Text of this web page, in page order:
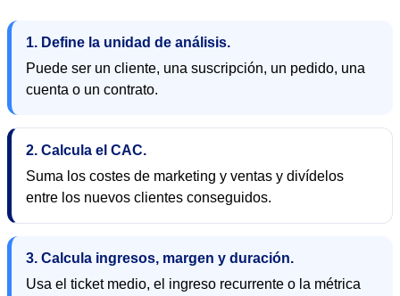
1. Define la unidad de análisis.
Puede ser un cliente, una suscripción, un pedido, una
cuenta o un contrato.
2. Calcula el CAC.
Suma los costes de marketing y ventas y divídelos
entre los nuevos clientes conseguidos.
3. Calcula ingresos, margen y duración.
Usa el ticket medio, el ingreso recurrente o la métrica